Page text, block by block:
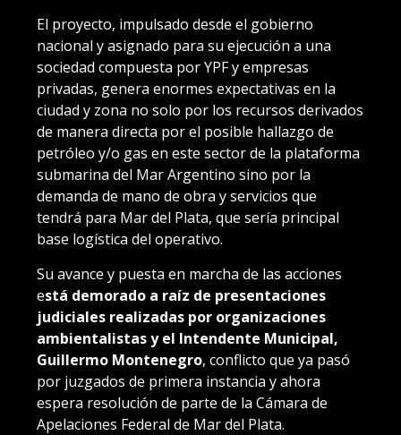
El proyecto, impulsado desde el gobierno
nacional y asignado para su ejecución a una
sociedad compuesta por YPF y empresas
privadas, genera enormes expectativas en la
ciudad y zona no solo por los recursos derivados
de manera directa por el posible hallazgo de
petróleo y/o gas en este sector de la plataforma
submarina del Mar Argentino sino por la
demanda de mano de obra y servicios que
tendrá para Mar del Plata, que sería principal
base logística del operativo.
Su avance y puesta en marcha de las acciones
está demorado a raíz de presentaciones
judiciales realizadas por organizaciones
ambientalistas y el Intendente Municipal,
Guillermo Montenegro, conflicto que ya pasó
por juzgados de primera instancia y ahora
espera resolución de parte de la Cámara de
Apelaciones Federal de Mar del Plata.